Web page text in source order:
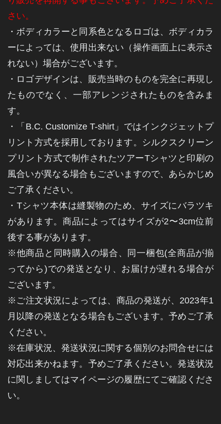
さい。
・ボディカラーと同系色となるロゴは、ボディカラ
ーによっては、使用出来ない（操作画面上に表示さ
れない）場合がございます。
・ロゴデザインは、販売当時のものを完全に再現し
たものでなく、一部アレンジされたものを含みま
す。
・「B.C. Customize T-shirt」ではインクジェットプ
リント方式を採用しております。シルクスクリーン
プリント方式で制作されたツアーTシャツと印刷の
風合いが異なる場合もございますので、あらかじめ
ご了承ください。
・Tシャツ本体は縫製物のため、サイズにバラツキ
があります。商品によってはサイズが2〜3cm位前
後する事があります。
※他商品と同時購入の場合、同一梱包(全商品が揃
ってから)での発送となり、お届けが遅れる場合が
ございます。
※ご注文状況によっては、商品の発送が、2023年1
月以降の発送となる場合もございます。予めご了承
ください。
※在庫状況、発送状況に関する個別のお問合せには
対応出来かねます。予めご了承ください。発送状況
に関しましてはマイページの履歴にてご確認くださ
い。